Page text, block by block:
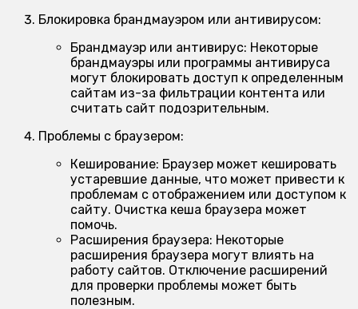
Блокировка брандмауэром или антивирусом:
Брандмауэр или антивирус: Некоторые
брандмауэры или программы антивируса
могут блокировать доступ к определенным
сайтам из-за фильтрации контента или
считать сайт подозрительным.
Проблемы с браузером:
Кеширование: Браузер может кешировать
устаревшие данные, что может привести к
проблемам с отображением или доступом к
сайту. Очистка кеша браузера может
помочь.
Расширения браузера: Некоторые
расширения браузера могут влиять на
работу сайтов. Отключение расширений
для проверки проблемы может быть
полезным.